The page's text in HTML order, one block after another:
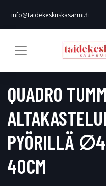
info@taidekeskuskasarmi.fi
QUADRO
PYÖRILLÄ
40CM